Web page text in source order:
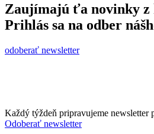
Zaujímajú ťa novinky z
Prihlás sa na odber
odoberať newsletter
Každý týždeň pripravujeme
Odoberať newsletter